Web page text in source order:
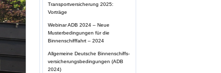
Transportversicherung 2025:
Vorträge
Webinar ADB 2024 – Neue
Musterbedingungen für die
Binnenschifffahrt – 2024
Allgemeine Deutsche Binnenschiffs-
versicherungsbedingungen (ADB
2024)